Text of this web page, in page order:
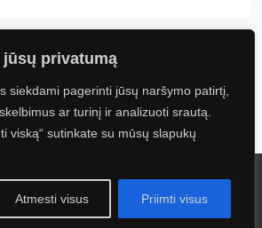
jūsų privatumą
siekdami pagerinti jūsų naršymo patirtį,
ar turinį ir analizuoti srautą.
viską“ sutinkate su mūsų slapukų
Atmesti visus Priimti visus
Visos teisės saugomos. Sprendimas:
Navus